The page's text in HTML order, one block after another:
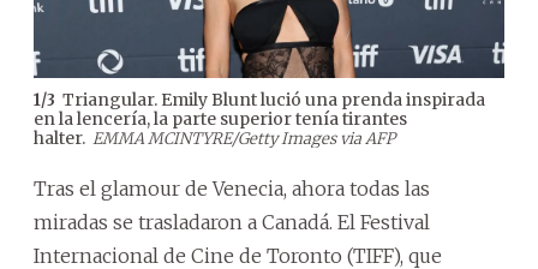
1/3 Triangular. Emily Blunt lució una prenda inspirada
en la lencería, la parte superior tenía tirantes
halter. EMMA MCINTYRE/Getty Images via AFP
Tras el glamour de Venecia, ahora todas las
miradas se trasladaron a Canadá. El Festival
Internacional de Cine de Toronto (TIFF), que